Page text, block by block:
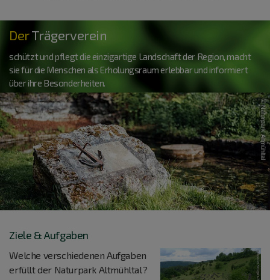
DerTrägerverein
schützt und pflegt die einzigartige Landschaft der Region, macht
sie für die Menschen als Erholungsraum erlebbar und informiert
über ihre Besonderheiten.
Ziele & Aufgaben
Welche verschiedenen Aufgaben
erfüllt der Naturpark Altmühltal?